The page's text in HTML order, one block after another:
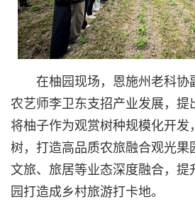
在柚园现场，恩施州老科协
农艺师李卫东支招产业发展，提
将柚子作为观赏树种规模化开发
树，打造高品质农旅融合观光果
文旅、旅居等业态深度融合，
园打造成乡村旅游打卡地。